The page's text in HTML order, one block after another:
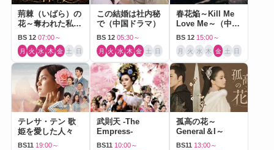
荊棘（いばら）の
花～奪われた私～
（中国ドラマ）
BS 12 07:00～
月 火 水 木 金 土 日
この結婚は社内秘
で（中国ドラマ）
BS 12 05:30～
月 火 水 木 金 土 日
春花焔～Kill Me
Love Me～（中国
ドラマ）
BS 12 15:00～
月 火 水 木 金 土 日
テレサ・テン 歌
姫を愛した人々
BS11 19:00～
武則天 -The
Empress-
BS11 10:00～
孤高の花～
General＆I～
BS11 13:00～